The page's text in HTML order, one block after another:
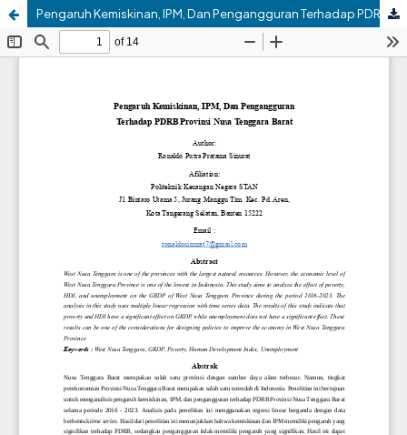
Pengaruh Kemiskinan, IPM, Dan Pengangguran Terhadap PDRB Provinsi Nusa Tenggara Barat